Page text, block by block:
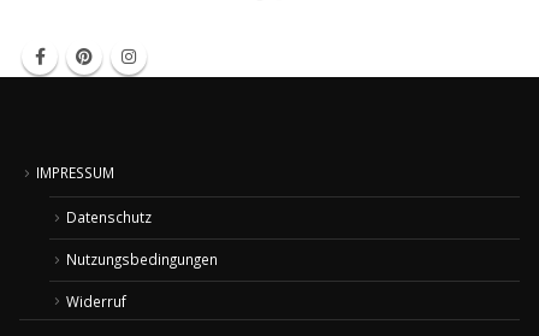
IMPRESSUM
Datenschutz
Nutzungsbedingungen
Widerruf